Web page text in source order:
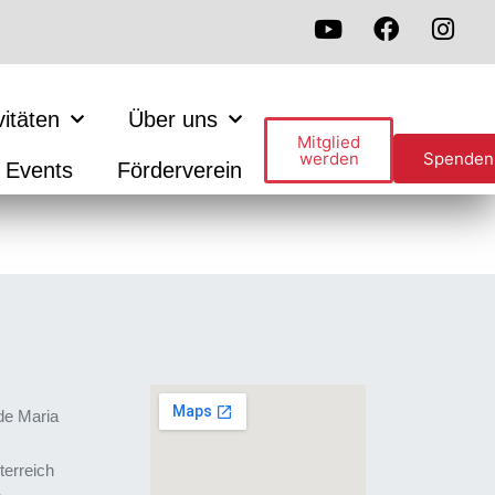
Über uns
Events Förderverein
Mitglied
werden Spenden
Maria